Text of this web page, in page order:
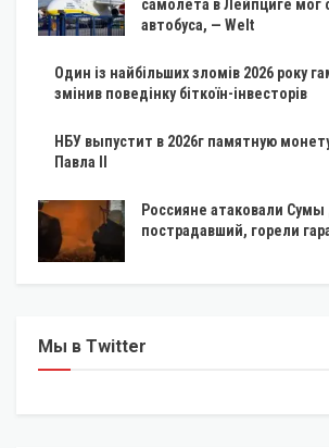
самолета в Лейпциге мог
автобуса, — Welt
Один із найбільших зломів 2026 року
змінив поведінку біткоїн-інвесторів
НБУ выпустит в 2026г памятную
Павла II
Россияне атаковали
пострадавший, горели
Мы в Twitter